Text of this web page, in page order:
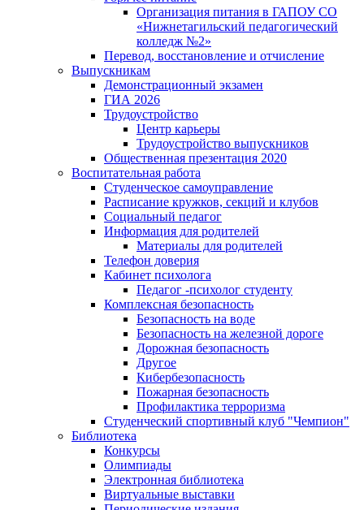
Организация питания в ГАПОУ СО
«Нижнетагильский педагогический
колледж №2»
Перевод, восстановление и отчисление
Выпускникам
Демонстрационный экзамен
ГИА 2026
Трудоустройство
Центр карьеры
Трудоустройство выпускников
Общественная презентация 2020
Воспитательная работа
Студенческое самоуправление
Расписание кружков, секций и клубов
Социальный педагог
Информация для родителей
Материалы для родителей
Телефон доверия
Кабинет психолога
Педагог -психолог студенту
Комплексная безопасность
Безопасность на воде
Безопасность на железной дороге
Дорожная безопасность
Другое
Кибербезопасность
Пожарная безопасность
Профилактика терроризма
Студенческий спортивный клуб "Чемпион"
Библиотека
Конкурсы
Олимпиады
Электронная библиотека
Виртуальные выставки